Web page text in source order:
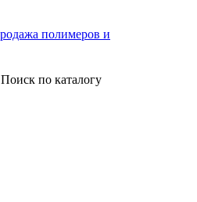
Поиск по каталогу